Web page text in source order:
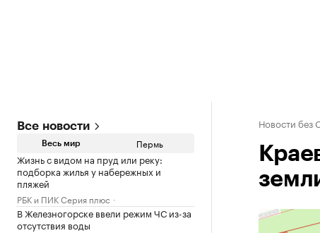
Все новости
Весь мир Пермь
Жизнь с видом на пруд или реку:
подборка жилья у набережных и
пляжей
РБК и ПИК Серия плюс
В Железногорске ввели режим ЧС из-за
отсутствия воды
Новости без